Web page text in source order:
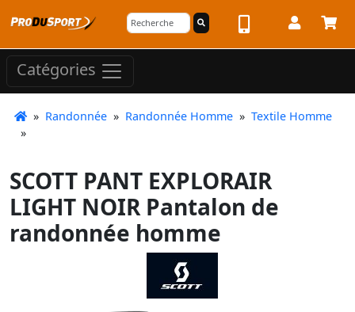
Catégories
» Randonnée » Randonnée Homme » Textile Homme
»
SCOTT PANT EXPLORAIR
LIGHT NOIR Pantalon de
randonnée homme